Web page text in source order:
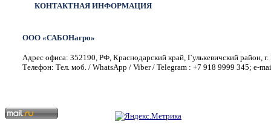
КОНТАКТНАЯ ИНФОРМАЦИЯ
ООО «САБОНагро»
Адрес офиса: 352190, РФ, Краснодарский край, Гулькевичский район,
Телефон: Тел. моб. / WhatsApp / Viber / Telegram : +7 918 9999 345; e-